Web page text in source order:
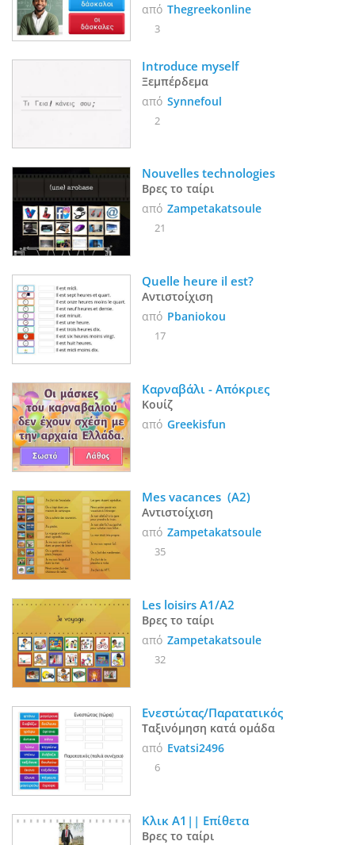
τάξης
από Thegreekonline
3
Introduce myself
Ξεμπέρδεμα
από Synnefoul
2
Nouvelles technologies
Βρες το ταίρι
από Zampetakatsoule
21
Quelle heure il est?
Αντιστοίχιση
από Pbaniokou
17
Καρναβάλι - Απόκριες
Κουίζ
από Greekisfun
Mes vacances  (A2)
Αντιστοίχιση
από Zampetakatsoule
35
Les loisirs A1/A2
Βρες το ταίρι
από Zampetakatsoule
32
Ενεστώτας/Παρατατικός
Ταξινόμηση κατά ομάδα
από Evatsi2496
6
Κλικ Α1|| Επίθετα
Βρες το ταίρι